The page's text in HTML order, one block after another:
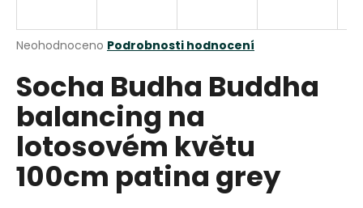
Průměrné
produktu
je
0,0
5
hvězdiček.
Neohodnoceno Podrobnosti hodnocení
Socha Budha Buddha
balancing na
lotosovém květu
100cm patina grey
j
t
?
HLEDAT